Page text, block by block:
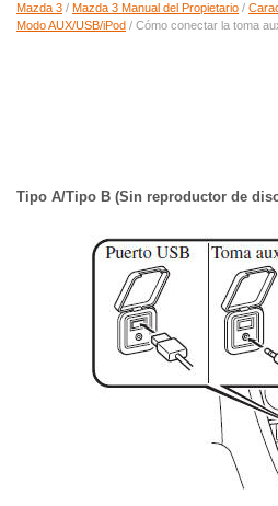
Mazda 3 / Mazda 3 Manual del Propietario /
Modo AUX/USB/iPod / Cómo conectar la toma
Tipo A/Tipo B (Sin reproductor de